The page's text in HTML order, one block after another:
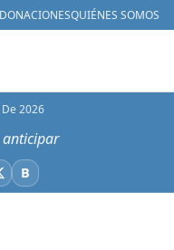
DONACIONESQUIÉNES SOMOS
2026
BBluesky